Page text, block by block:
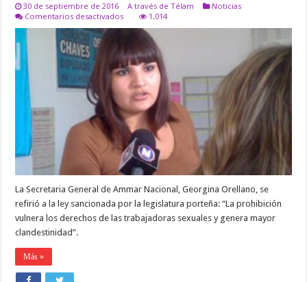
30 de septiembre de 2016 A través de Télam
Noticias
Comentarios desactivadosen
La
Asociación
de
Mujeres
Meretrices
rechazó
el
proyecto
que
prohíbe
a
las
alternadoras
1,014
La Secretaria General de Ammar Nacional, Georgina Orellano, se
refirió a la ley sancionada por la legislatura porteña: “La prohibición
vulnera los derechos de las trabajadoras sexuales y genera mayor
clandestinidad”.
Más »